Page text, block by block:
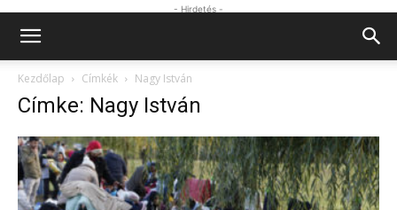
- Hirdetés -
Kezdőlap Címkék Nagy István
Címke: Nagy István